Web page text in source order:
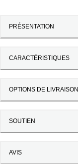
PRÉSENTATION
CARACTÉRISTIQUES
OPTIONS DE LIVRAISON
SOUTIEN
AVIS